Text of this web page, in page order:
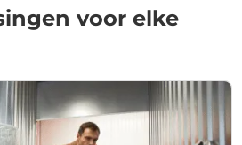
voor elke